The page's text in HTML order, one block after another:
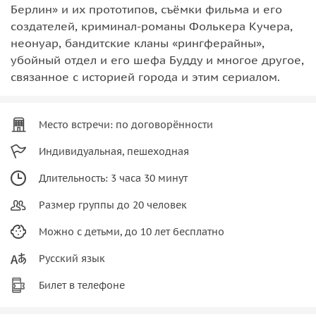
Берлин» и их прототипов, съёмки фильма и его
создателей, криминал-романы Фолькера Кучера,
неонуар, бандитские кланы «рингферайны»,
убойный отдел и его шефа Будду и многое другое,
связанное с историей города и этим сериалом.
Место встречи: по договорённости
Индивидуальная, пешеходная
Длительность: 3 часа 30 минут
Размер группы до 20 человек
Можно с детьми, до 10 лет бесплатно
Русский язык
Билет в телефоне